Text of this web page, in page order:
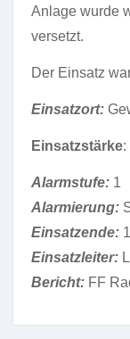
Anlage wurde
versetzt.
Der Einsatz
Einsatzort:
Einsatzstärke:
Alarmstufe: 1
Alarmierung:
Einsatzende:
Einsatzleiter:
Bericht: FF